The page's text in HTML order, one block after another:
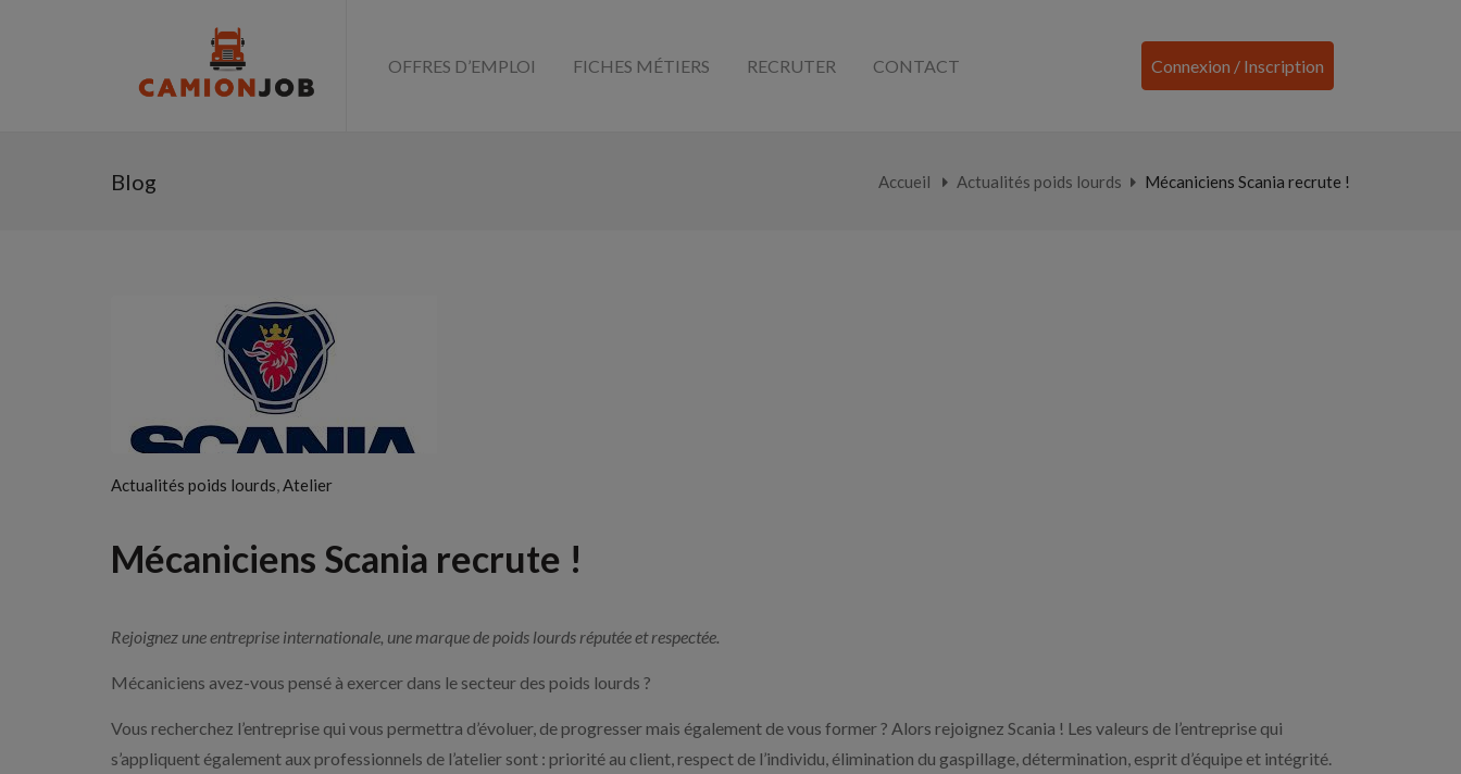
OFFRES D’EMPLOI FICHES MÉTIERS RECRUTER CONTACT Connexion / Inscription
Blog Accueil Actualités poids lourds Mécaniciens Scania recrute !
Actualités poids lourds,Atelier
Mécaniciens Scania recrute !
Rejoignez une entreprise internationale, une marque de poids lourds réputée et respectée.
Mécaniciens avez-vous pensé à exercer dans le secteur des poids lourds ?
Vous recherchez l’entreprise qui vous permettra d’évoluer, de progresser mais également de vous former ? Alors rejoignez Scania ! Les valeurs de l’entreprise qui
s’appliquent également aux professionnels de l’atelier sont : priorité au client, respect de l’individu, élimination du gaspillage, détermination, esprit d’équipe et intégrité.